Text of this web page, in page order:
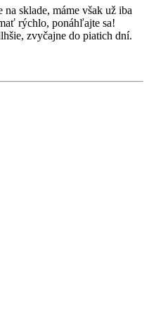
sklade, máme však už iba
rýchlo, ponáhľajte sa!
zvyčajne do piatich dní.